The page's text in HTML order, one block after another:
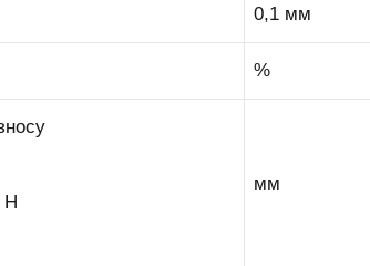
0,1 мм
%
Н
мм